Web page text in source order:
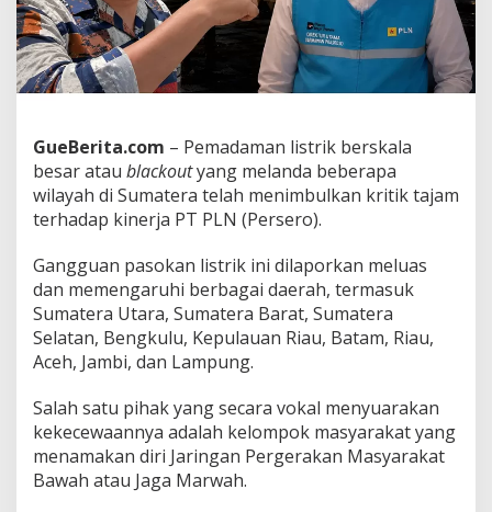
s
a
P
e
d
a
m
a
n
a
s
s
l
S
m
a
e
r
GueBerita.com – Pemadaman listrik berskala
besar atau blackoutyang melanda beberapa
wilayah di Sumatera telah menimbulkan kritik tajam
terhadap kinerja PT PLN (Persero).
Gangguan pasokan listrik ini dilaporkan meluas
dan memengaruhi berbagai daerah, termasuk
Sumatera Utara, Sumatera Barat, Sumatera
Selatan, Bengkulu, Kepulauan Riau, Batam, Riau,
Aceh, Jambi, dan Lampung.
Salah satu pihak yang secara vokal menyuarakan
kekecewaannya adalah kelompok masyarakat yang
menamakan diri Jaringan Pergerakan Masyarakat
Bawah atau Jaga Marwah.